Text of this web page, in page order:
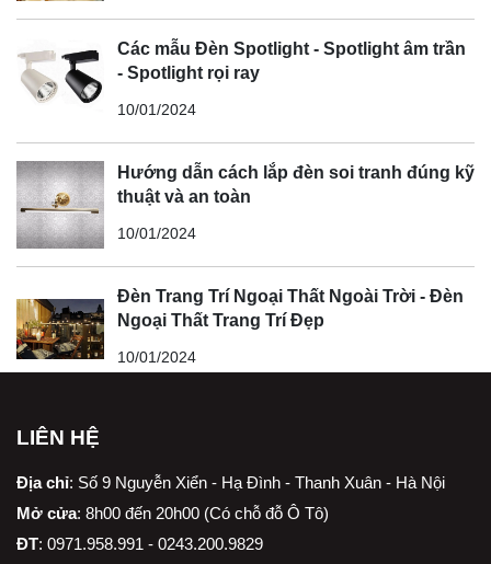
Các mẫu Đèn Spotlight - Spotlight âm trần
- Spotlight rọi ray
10/01/2024
Hướng dẫn cách lắp đèn soi tranh đúng kỹ
thuật và an toàn
10/01/2024
Đèn Trang Trí Ngoại Thất Ngoài Trời - Đèn
Ngoại Thất Trang Trí Đẹp
10/01/2024
LIÊN HỆ
Địa chỉ: Số 9 Nguyễn Xiển - Hạ Đình - Thanh Xuân - Hà Nội
Mở cửa: 8h00 đến 20h00 (Có chỗ đỗ Ô Tô)
ĐT: 0971.958.991 - 0243.200.9829